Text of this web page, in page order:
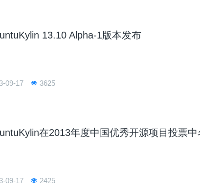
13.10 Alpha-1版本发布
09-17 3625
在2013年度中国优秀开源项目投票
09-17 2425